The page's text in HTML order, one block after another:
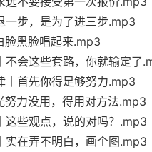
一步，是为了进三步.mp3
脸黑脸唱起来.mp3
不会这些套路，你就输定了
丨首先你得足够努力.mp3
努力没用，得用对方法.mp3
这些观点，说的对吗？.mp3
实在弄不明白，画个图.mp3